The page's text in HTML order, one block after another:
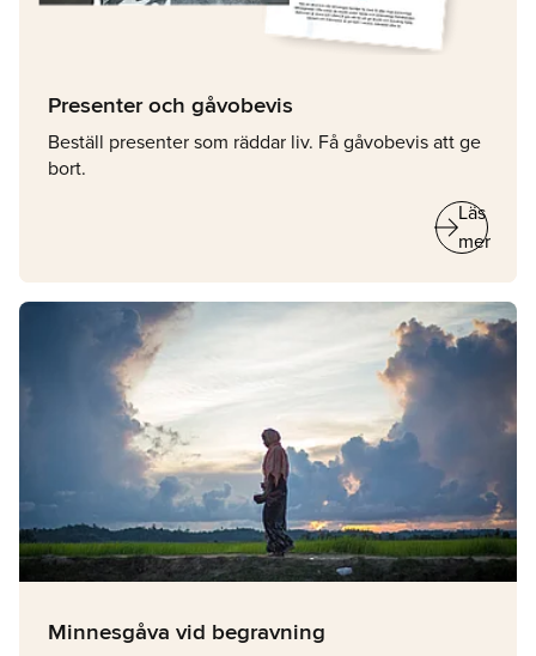
Presenter och gåvobevis
Beställ presenter som räddar liv. Få gåvobevis att ge
bort.
arrow_right_altLäs
mer
Minnesgåva vid begravning